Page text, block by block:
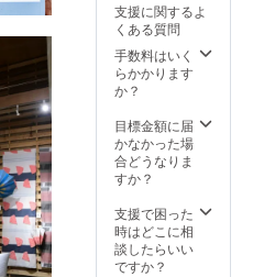
宛
TEL：
0555-
73-
9438
機屋番
匠の二
人へ宛
てたお
手紙を
けまし
たらお
預かり
し、責
持って
お届け
させて
いただ
D 20cm
× H
7cm）
を、展
示のタ
ロゴを
描いて
くれた
カリグ
ファー
・
sarasa
に直筆
支援に関するよ
くある質問
手数料はいく
らかかります
か？
目標金額に届
かなかった場
合どうなりま
すか？
支援で困った
時はどこに相
談したらいい
ですか？